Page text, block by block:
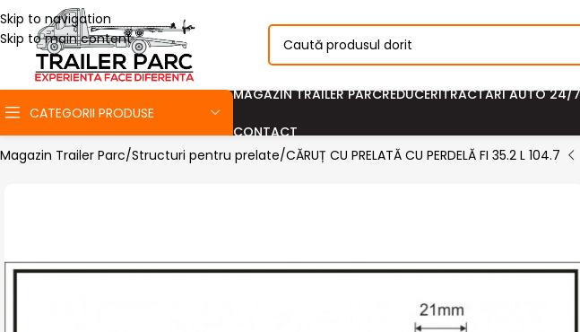
Skip to navigation
Skip to main content
CATEGORII PRODUSE
MAGAZIN TRAILER PARCREDUCERITRACTĂRI AUTO 24/7
CONTACT
Magazin Trailer Parc Structuri pentru prelate CĂRUȚ CU PRELATĂ CU PERDELĂ FI 35.2 L 104.7